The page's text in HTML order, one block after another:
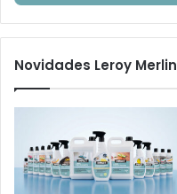
Novidades Leroy Merlin